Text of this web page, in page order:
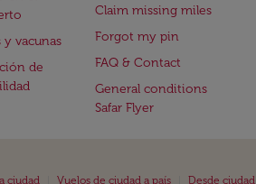
y vacunas
de
Claim missing miles
Forgot my pin
FAQ & Contact
General conditions
Safar Flyer
ciudad Vuelos de ciudad a país Desde ciudad